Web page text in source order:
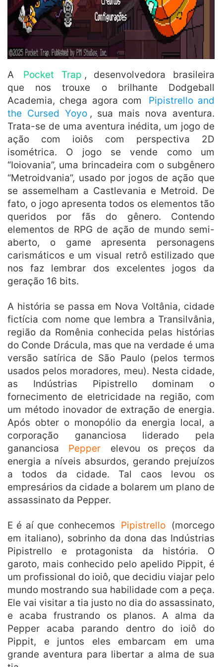
A Pocket Trap , desenvolvedora brasileira
que nos trouxe o brilhante Dodgeball
Academia, chega agora com
Pipistrello and
the Cursed Yoyo , sua mais nova aventura.
Trata-se de uma aventura inédita, um jogo de
ação com ioiôs com perspectiva 2D
isométrica. O jogo se vende como um
“Ioiovania”, uma brincadeira com o subgênero
“Metroidvania”, usado por jogos de ação que
se assemelham a Castlevania e Metroid. De
fato, o jogo apresenta todos os elementos tão
queridos por fãs do gênero. Contendo
elementos de RPG de ação de mundo semi-
aberto, o game apresenta personagens
carismáticos e um visual retrô estilizado que
nos faz lembrar dos excelentes jogos da
geração 16 bits.
A história se passa em Nova Voltânia, cidade
fictícia com nome que lembra a Transilvânia,
região da Romênia conhecida pelas histórias
do Conde Drácula, mas que na verdade é uma
versão satírica de São Paulo (pelos termos
usados pelos moradores, meu). Nesta cidade,
as Indústrias Pipistrello dominam o
fornecimento de eletricidade na região, com
um método inovador de extração de energia.
Após obter o monopólio da energia local, a
corporação gananciosa liderado pela
gananciosa
Pepper
elevou os preços da
energia a níveis absurdos, gerando prejuízos
a todos da cidade. Tal caos levou os
empresários da cidade a bolarem um plano de
assassinato da Pepper.
E é aí que conhecemos Pipistrello
(morcego
em italiano), sobrinho da dona das Indústrias
Pipistrello e protagonista da história. O
garoto, mais conhecido pelo apelido Pippit, é
um profissional do ioiô, que decidiu viajar pelo
mundo mostrando sua habilidade com a peça.
Ele vai visitar a tia justo no dia do assassinato,
e acaba frustrando os planos. A alma da
Pepper acaba parando dentro do ioiô do
Pippit, e juntos eles embarcam em uma
grande aventura para libertar a alma de sua